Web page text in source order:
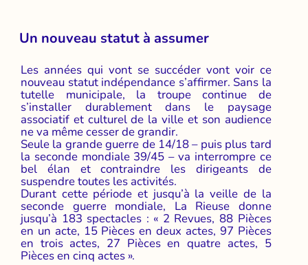
Un nouveau statut à assumer
Les années qui vont se succéder vont voir ce
nouveau statut indépendance s’affirmer. Sans la
tutelle municipale, la troupe continue de
s’installer durablement dans le paysage
associatif et culturel de la ville et son audience
ne va même cesser de grandir.
Seule la grande guerre de 14/18 – puis plus tard
la seconde mondiale 39/45 – va interrompre ce
bel élan et contraindre les dirigeants de
suspendre toutes les activités.
Durant cette période et jusqu’à la veille de la
seconde guerre mondiale, La Rieuse donne
jusqu’à 183 spectacles : « 2 Revues, 88 Pièces
en un acte, 15 Pièces en deux actes, 97 Pièces
en trois actes, 27 Pièces en quatre actes, 5
Pièces en cinq actes ».